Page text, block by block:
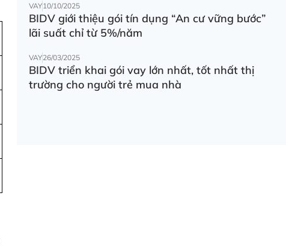
VAY10/10/2025
BIDV giới thiệu gói tín dụng “An cư vững bước”
lãi suất chỉ từ 5%/năm
VAY26/03/2025
BIDV triển khai gói vay lớn nhất, tốt nhất thị
trường cho người trẻ mua nhà